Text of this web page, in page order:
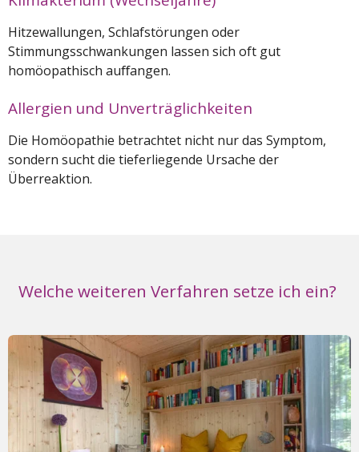
Hitzewallungen, Schlafstörungen oder
Stimmungsschwankungen lassen sich oft gut
homöopathisch auﬀangen.
Allergien und Unverträglichkeiten
Die Homöopathie betrachtet nicht nur das Symptom,
sondern sucht die tieferliegende Ursache der
Überreaktion.
Welche weiteren Verfahren setze ich ein?